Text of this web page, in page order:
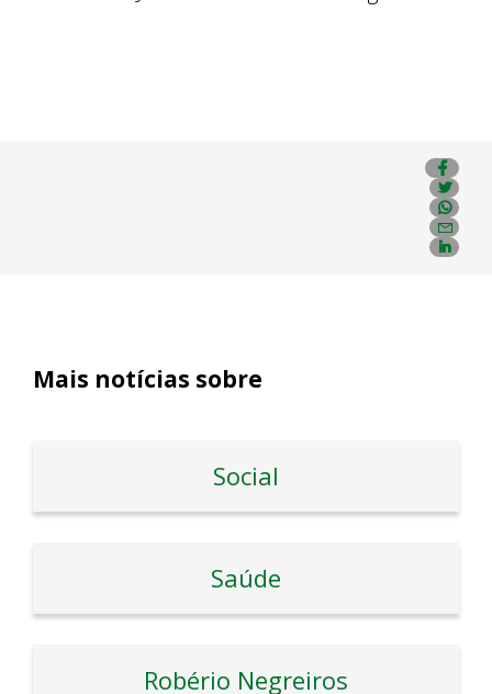
Mais notícias sobre
Social
Saúde
Robério Negreiros